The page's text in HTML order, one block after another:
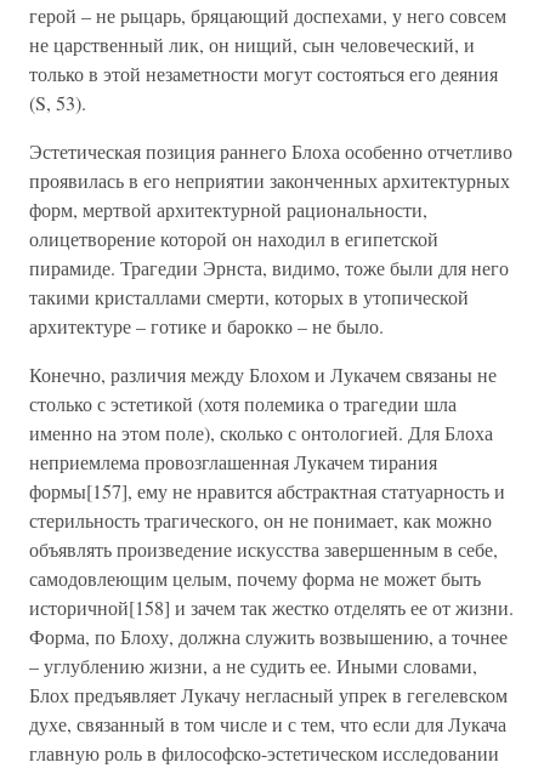
герой – не рыцарь, бряцающий доспехами, у него совсем
не царственный лик, он нищий, сын человеческий, и
только в этой незаметности могут состояться его деяния
(S, 53).
Эстетическая позиция раннего Блоха особенно отчетливо
проявилась в его неприятии законченных архитектурных
форм, мертвой архитектурной рациональности,
олицетворение которой он находил в египетской
пирамиде. Трагедии Эрнста, видимо, тоже были для него
такими кристаллами смерти, которых в утопической
архитектуре – готике и барокко – не было.
Конечно, различия между Блохом и Лукачем связаны не
столько с эстетикой (хотя полемика о трагедии шла
именно на этом поле), сколько с онтологией. Для Блоха
неприемлема провозглашенная Лукачем тирания
формы[157], ему не нравится абстрактная статуарность и
стерильность трагического, он не понимает, как можно
объявлять произведение искусства завершенным в себе,
самодовлеющим целым, почему форма не может быть
историчной[158] и зачем так жестко отделять ее от жизни.
Форма, по Блоху, должна служить возвышению, а точнее
– углублению жизни, а не судить ее. Иными словами,
Блох предъявляет Лукачу негласный упрек в гегелевском
духе, связанный в том числе и с тем, что если для Лукача
главную роль в философско-эстетическом исследовании